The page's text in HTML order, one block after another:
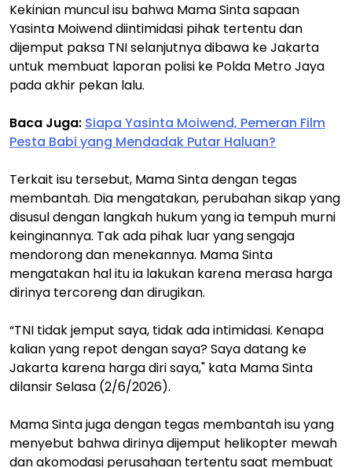
Kekinian muncul isu bahwa Mama Sinta sapaan
Yasinta Moiwend diintimidasi pihak tertentu dan
dijemput paksa TNI selanjutnya dibawa ke Jakarta
untuk membuat laporan polisi ke Polda Metro Jaya
pada akhir pekan lalu.
Baca Juga: Siapa Yasinta Moiwend, Pemeran Film
Pesta Babi yang Mendadak Putar Haluan?
Terkait isu tersebut, Mama Sinta dengan tegas
membantah. Dia mengatakan, perubahan sikap yang
disusul dengan langkah hukum yang ia tempuh murni
keinginannya. Tak ada pihak luar yang sengaja
mendorong dan menekannya. Mama Sinta
mengatakan hal itu ia lakukan karena merasa harga
dirinya tercoreng dan dirugikan.
“TNI tidak jemput saya, tidak ada intimidasi. Kenapa
kalian yang repot dengan saya? Saya datang ke
Jakarta karena harga diri saya," kata Mama Sinta
dilansir Selasa (2/6/2026).
Mama Sinta juga dengan tegas membantah isu yang
menyebut bahwa dirinya dijemput helikopter mewah
dan akomodasi perusahaan tertentu saat membuat